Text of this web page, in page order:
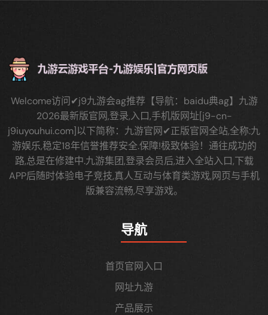
Welcome访问✔j9九游会ag推荐【导航：baidu典ag】九游
2026最新版官网,登录,入口,手机版网址[j9-cn-
j9iuyouhui.com]以下简称：九游官网✔正版官网全站,全称:九
游娱乐,稳定18年信誉推荐安全.保障!极致体验！通往成功的
路,总是在修建中.九游集团,登录会员后,进入全站入口,下载
APP后随时体验电子竞技,真人互动与体育类游戏,网页与手机
版兼容流畅,尽享游戏。
导航
首页官网入口
网址九游
产品展示